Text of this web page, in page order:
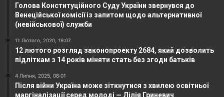
Голова Конституційного Суду України звернувся до
Венеційської комісії із запитом щодо альтернативної
(невійськової) служби
11 Лютого, 2020, 19:07
12 лютого розгляд законопроекту 2684, який дозволить
підліткам з 14 років міняти стать без згоди батьків
4 Липня, 2025, 08:01
Після війни Україна може зіткнутися з хвилею освітньої
маргіналізації серед молоді — Лілія Гриневич